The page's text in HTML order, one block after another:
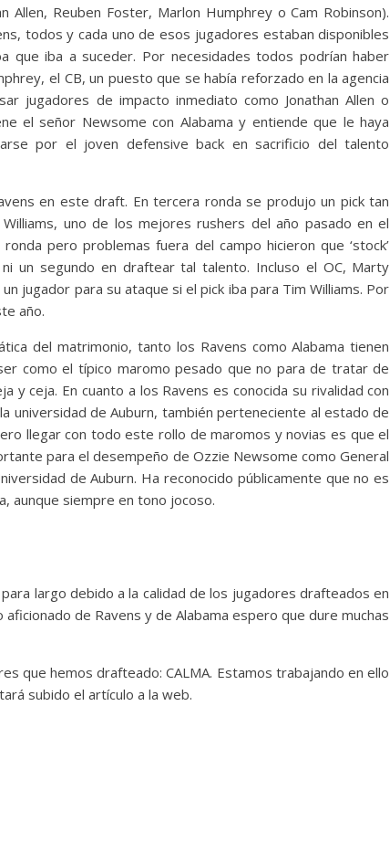
Allen, Reuben Foster, Marlon Humphrey o Cam Robinson).
todos y cada uno de esos jugadores estaban disponibles
que iba a suceder. Por necesidades todos podrían haber
el CB, un puesto que se había reforzado en la agencia
jugadores de impacto inmediato como Jonathan Allen o
el señor Newsome con Alabama y entiende que le haya
por el joven defensive back en sacrificio del talento
en este draft. En tercera ronda se produjo un pick tan
uno de los mejores rushers del año pasado en el
pero problemas fuera del campo hicieron que ‘stock’
un segundo en draftear tal talento. Incluso el OC, Marty
jugador para su ataque si el pick iba para Tim Williams. Por
año.
del matrimonio, tanto los Ravens como Alabama tienen
como el típico maromo pesado que no para de tratar de
ceja. En cuanto a los Ravens es conocida su rivalidad con
universidad de Auburn, también perteneciente al estado de
llegar con todo este rollo de maromos y novias es que el
para el desempeño de Ozzie Newsome como General
de Auburn. Ha reconocido públicamente que no es
aunque siempre en tono jocoso.
largo debido a la calidad de los jugadores drafteados en
de Ravens y de Alabama espero que dure muchas
que hemos drafteado: CALMA. Estamos trabajando en ello
subido el artículo a la web.